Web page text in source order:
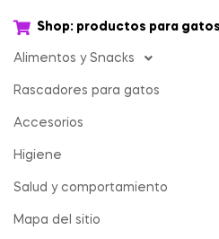
Shop: productos para
Alimentos y Snacks
Rascadores para gatos
Accesorios
Higiene
Salud y comportamiento
Mapa del sitio